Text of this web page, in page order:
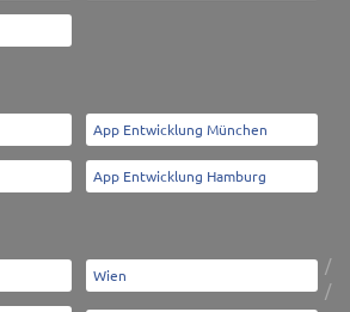
App Entwicklung München
App Entwicklung Hamburg
/
Wien
/